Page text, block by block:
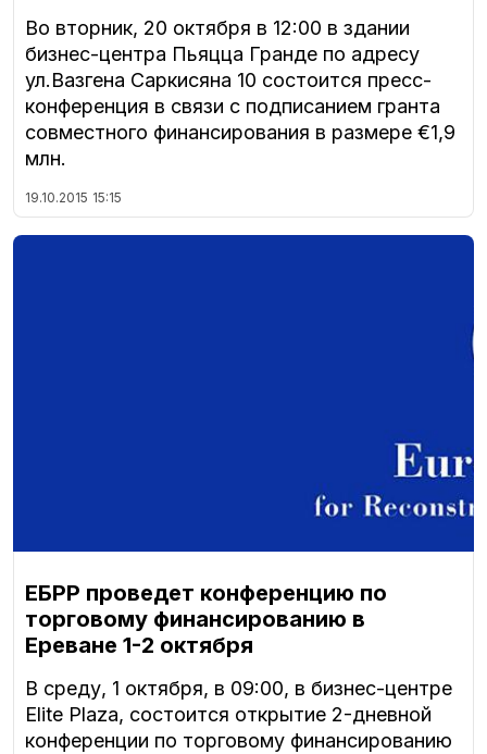
Во вторник, 20 октября в 12:00 в здании
бизнес-центра Пьяцца Гранде по адресу
ул.Вазгена Саркисяна 10 состоится пресс-
конференция в связи с подписанием гранта
совместного финансирования в размере €1,9
млн.
19.10.2015 15:15
ЕБРР проведет конференцию по
торговому финансированию в
Ереване 1-2 октября
В среду, 1 октября, в 09:00, в бизнес-центре
Elite Plaza, состоится открытие 2-дневной
конференции по торговому финансированию